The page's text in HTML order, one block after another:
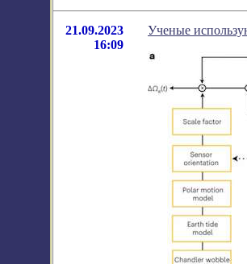
21.09.2023
16:09
Ученые